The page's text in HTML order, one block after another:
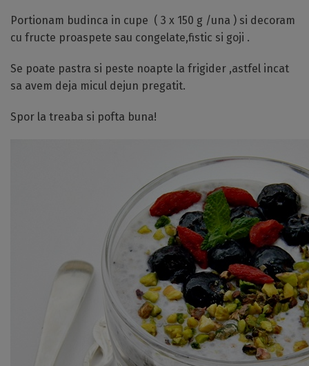
Portionam budinca in cupe ( 3 x 150 g /una ) si decoram
cu fructe proaspete sau congelate,fistic si goji .
Se poate pastra si peste noapte la frigider ,astfel incat
sa avem deja micul dejun pregatit.
Spor la treaba si pofta buna!